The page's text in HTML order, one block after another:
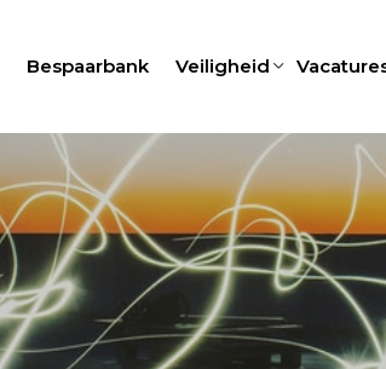
Bespaarbank Veiligheid